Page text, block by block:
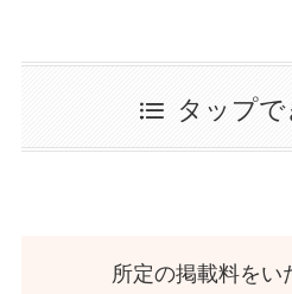
タップ
所定の掲載料をい